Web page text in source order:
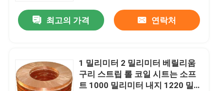
제품 소개
스테인레스 강 용접관
최고의 가격 연락처
1 밀리미터 2 밀리미터 베릴리움
구리 스트립 롤 코일 시트는 소프
트 1000 밀리미터 내지 1220 밀리